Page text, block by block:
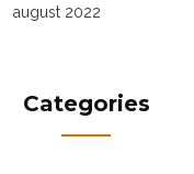
august 2022
Categories